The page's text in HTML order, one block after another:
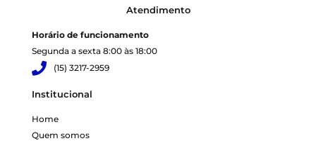
Atendimento
Horário de funcionamento
Segunda a sexta 8:00 às 18:00
(15) 3217-2959
Institucional
Home
Quem somos